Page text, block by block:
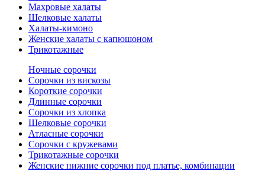
Махровые халаты
Шелковые халаты
Халаты-кимоно
Женские халаты с капюшоном
Трикотажные
Ночные сорочки
Сорочки из вискозы
Короткие сорочки
Длинные сорочки
Сорочки из хлопка
Шелковые сорочки
Атласные сорочки
Сорочки с кружевами
Трикотажные сорочки
Женские нижние сорочки под платье, комбинации